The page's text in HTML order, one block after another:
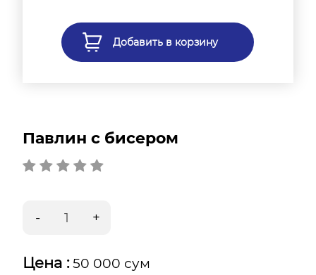
Добавить в корзину
Павлин с бисером
Цена :50 000 сум